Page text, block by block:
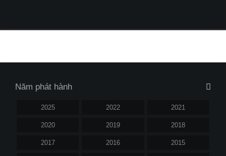
Năm phát hành
2025 2022 2021
2020 2019 2018
2017 2016 2015